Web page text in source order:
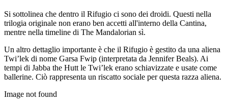
Si sottolinea che dentro il Rifugio ci sono dei droidi. Questi nella
trilogia originale non erano ben accetti all'interno della Cantina,
mentre nella timeline di The Mandalorian sì.
Un altro dettaglio importante è che il Rifugio è gestito da una aliena
Twi’lek di nome Garsa Fwip (interpretata da Jennifer Beals). Ai
tempi di Jabba the Hutt le Twi’lek erano schiavizzate e usate come
ballerine. Ciò rappresenta un riscatto sociale per questa razza aliena.
Image not found